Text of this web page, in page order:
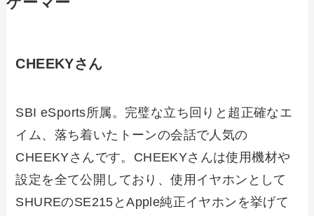
CHEEKYさん
SBI eSports所属。完璧な立ち回りと超正確なエ
イム、落ち着いたトーンの会話で人気の
CHEEKYさんです。CHEEKYさんは使用機材や
設定を全て公開しており、使用イヤホンとして
SHUREのSE215とApple純正イヤホンを挙げて